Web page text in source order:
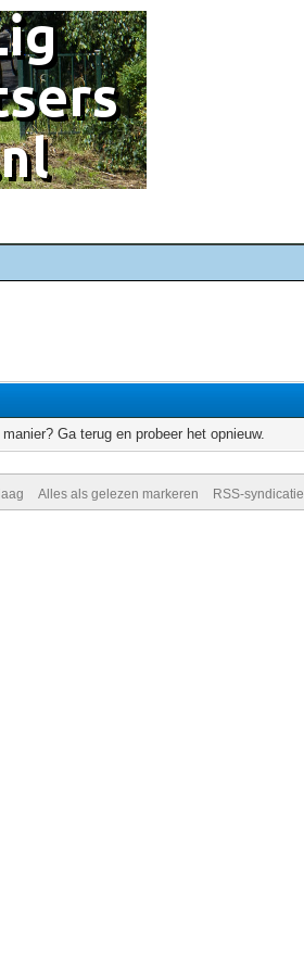
Ga terug en probeer het opnieuw.
Alles als gelezen markeren RSS-syndicatie